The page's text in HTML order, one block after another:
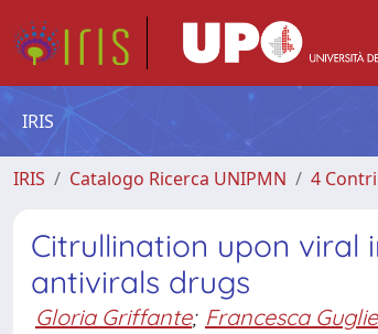
IRIS
IRIS Catalogo Ricerca UNIPMN 4
Citrullination upon
antivirals drugs
Gloria Griffante; Francesca